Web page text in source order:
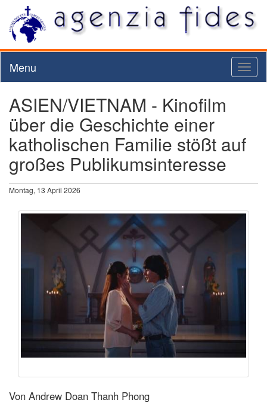
Menu
ASIEN/VIETNAM - Kinofilm
über die Geschichte einer
katholischen Familie stößt auf
großes Publikumsinteresse
Montag, 13 April 2026
Von Andrew Doan Thanh Phong